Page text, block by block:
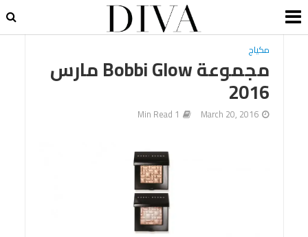
مكياج
مجموعة Bobbi Glow مارس
2016
March 20, 2016
1 Min Read